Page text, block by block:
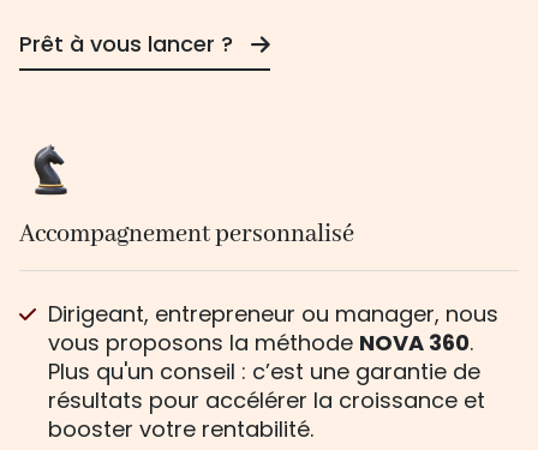
Prêt à vous lancer ?
Accompagnement personnalisé
Dirigeant, entrepreneur ou manager, nous
vous proposons la méthode NOVA 360.
Plus qu'un conseil : c’est une garantie de
résultats pour accélérer la croissance et
booster votre rentabilité.